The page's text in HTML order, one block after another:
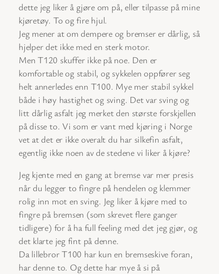
dette jeg liker å gjøre om på, eller tilpasse på mine
kjøretøy. To og fire hjul.
Jeg mener at om dempere og bremser er dårlig, så
hjelper det ikke med en sterk motor.
Men T120 skuffer ikke på noe. Den er
komfortable og stabil, og sykkelen oppfører seg
helt annerledes enn T100. Mye mer stabil sykkel
både i høy hastighet og sving. Det var sving og
litt dårlig asfalt jeg merket den største forskjellen
på disse to. Vi som er vant med kjøring i Norge
vet at det er ikke overalt du har silkefin asfalt,
egentlig ikke noen av de stedene vi liker å kjøre?
Jeg kjente med en gang at bremse var mer presis
når du legger to fingre på hendelen og klemmer
rolig inn mot en sving. Jeg liker å kjøre med to
fingre på bremsen (som skrevet flere ganger
tidligere) for å ha full feeling med det jeg gjør, og
det klarte jeg fint på denne.
Da lillebror T100 har kun en bremseskive foran,
har denne to. Og dette har mye å si på